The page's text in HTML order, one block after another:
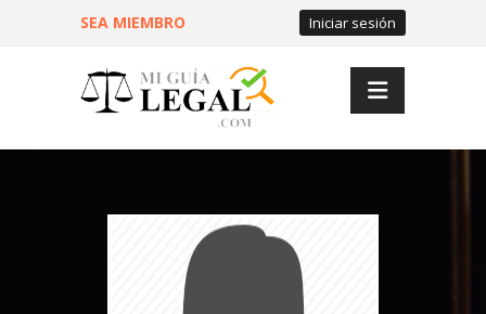
SEA MIEMBRO Iniciar sesión